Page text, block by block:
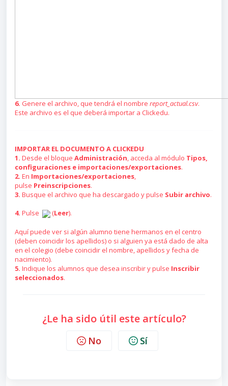
6. Genere el archivo, que tendrá el nombre report_actual.csv.
Este archivo es el que deberá importar a Clickedu.
IMPORTAR EL DOCUMENTO A CLICKEDU
1. Desde el bloque Administración, acceda al módulo Tipos,
configuraciones e importaciones/exportaciones.
2. En Importaciones/exportaciones,
pulse Preinscripciones.
3. Busque el archivo que ha descargado y pulse Subir archivo.
4. Pulse (Leer).
Aquí puede ver si algún alumno tiene hermanos en el centro
(deben coincidir los apellidos) o si alguien ya está dado de alta
en el colegio (debe coincidir el nombre, apellidos y fecha de
nacimiento).
5. Indique los alumnos que desea inscribir y pulse Inscribir
seleccionados.
¿Le ha sido útil este artículo?
No Sí